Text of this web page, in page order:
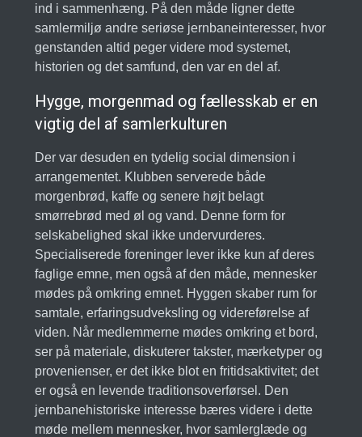
ind i sammenhæng. På den måde ligner dette
samlermiljø andre seriøse jernbaneinteresser, hvor
genstanden altid peger videre mod systemet,
historien og det samfund, den var en del af.
Hygge, morgenmad og fællesskab er en
vigtig del af samlerkulturen
Der var desuden en tydelig social dimension i
arrangementet. Klubben serverede både
morgenbrød, kaffe og senere højt belagt
smørrebrød med øl og vand. Denne form for
selskabelighed skal ikke undervurderes.
Specialiserede foreninger lever ikke kun af deres
faglige emne, men også af den måde, mennesker
mødes på omkring emnet. Hyggen skaber rum for
samtale, erfaringsudveksling og videreførelse af
viden. Når medlemmerne mødes omkring et bord,
ser på materiale, diskuterer takster, mærketyper og
provenienser, er det ikke blot en fritidsaktivitet; det
er også en levende traditionsoverførsel. Den
jernbanehistoriske interesse bæres videre i dette
møde mellem mennesker, hvor samlerglæde og